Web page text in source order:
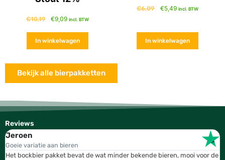
€10,19 €9,09 incl. BTW
In winkelwagen
€6,09 €5,49 incl. BTW
In winkelwagen
Bekijk alle bierpakketten
Reviews
Jeroen
Goeie variatie aan bieren
Het bockbier pakket bevat de wat minder bekende bieren, mooi voor de